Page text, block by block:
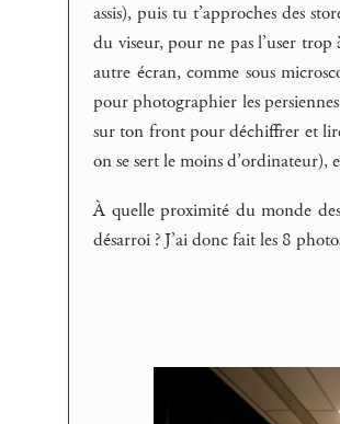
assis), puis tu t’approches des
du viseur, pour ne pas l’user
autre écran, comme sous
pour photographier les
sur ton front pour déchiffrer et
on se sert le moins d’ordinateur),
À quelle proximité du monde
désarroi ? J’ai donc fait les 8